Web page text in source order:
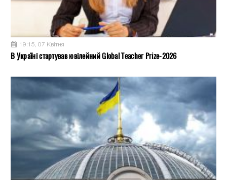
19:15, 07 Квітня
В Україні стартував ювілейний Global Teacher Prize-2026